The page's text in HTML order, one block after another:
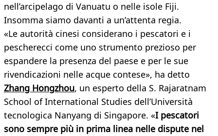
nell’arcipelago di Vanuatu o nelle isole Fiji.
Insomma siamo davanti a un’attenta regia.
«Le autorità cinesi considerano i pescatori e i
pescherecci come uno strumento prezioso per
espandere la presenza del paese e per le sue
rivendicazioni nelle acque contese», ha detto
Zhang Hongzhou, un esperto della S. Rajaratnam
School of International Studies dell’Università
tecnologica Nanyang di Singapore. «I pescatori
sono sempre più in prima linea nelle dispute nel